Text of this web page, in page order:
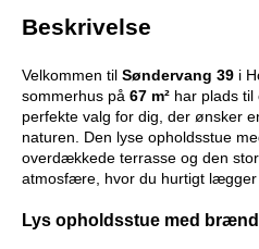
Beskrivelse
Velkommen til Søndervang 39 i
sommerhus på 67 m² har plads til
perfekte valg for dig, der ønsker
naturen. Den lyse opholdsstue
overdækkede terrasse og den
atmosfære, hvor du hurtigt lægger
Lys opholdsstue med